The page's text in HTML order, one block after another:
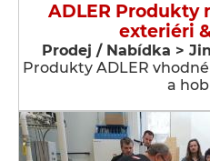
ADLER Produkty
exteriéri
Prodej / Nabídka >
Produkty ADLER
a